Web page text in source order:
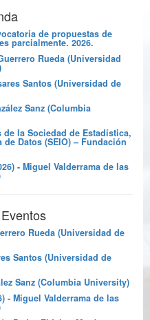
Comp. 75 673--696
Cuesta, Eduardo and
and Palencia, Cesar
integrals in
sensing Proceedings of
International Conference
Embedded systems and
Eduardo Cuesta,
Pastor, y Alfonso
convolution filtering
of Applied Earth
Quintano Pastor,
Montero
size numerical method
type quadratures for
equations
Software 41 64-69
Cuesta
of the solutions of
de propuestas de
parcialmente. 2026.
Rueda (Universidad
Santos (Universidad de
Sanz (Columbia
de la Sociedad de Estadística,
Datos (SEIO) – Fundación
- Miguel Valderrama de las
Rueda (Universidad de
Santos (Universidad de
Sanz (Columbia University)
- Miguel Valderrama de las